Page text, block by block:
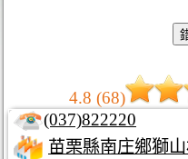
4.8 (68)
(037)822220
苗栗縣南庄鄉獅